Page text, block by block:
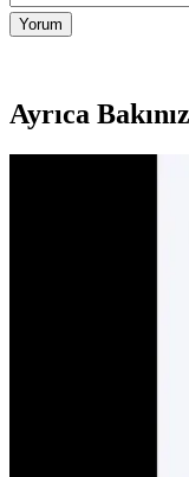
Yorum
Ayrıca Bakınız
Demir Takviyesi
Hamileler İçin
Demir takviyesi,
kullanım şekli
Bebeklerde
Kullanımı:
Bebeklerde burun
burun aspiratörleri
kurallarıyla bebeğin